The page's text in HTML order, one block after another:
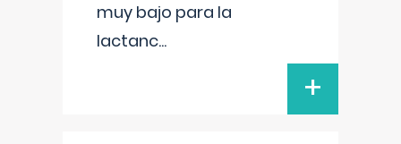
muy bajo para la
lactanc...
+